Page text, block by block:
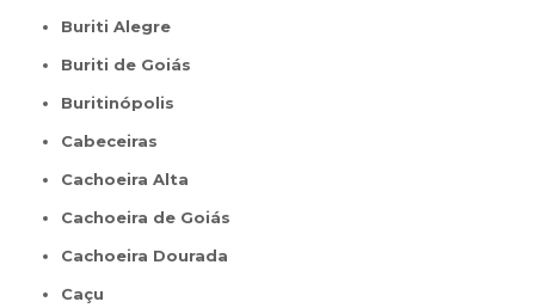
Buriti Alegre
Buriti de Goiás
Buritinópolis
Cabeceiras
Cachoeira Alta
Cachoeira de Goiás
Cachoeira Dourada
Caçu